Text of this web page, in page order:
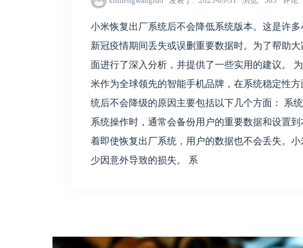
小米恢复出厂系统后不会降低系统版本。这是许
新冠疫情期间丢失或误删重要数据时。为了帮助
面进行了深入分析，并提供了一些实用的建议。
米作为全球领先的智能手机品牌，在系统稳定性
统后不会降级的原因主要包括以下几个方面： 系
系统操作时，通常会备份用户的重要数据和设置
着即使恢复出厂系统，用户的数据也不会丢失。
少因意外导致的损失。 系